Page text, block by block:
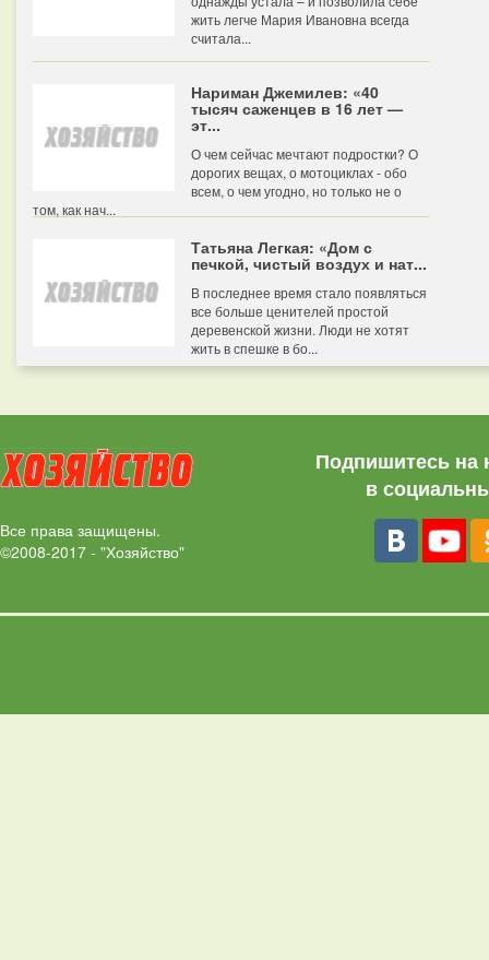
жить легче Мария Ивановна всегда
считала...
Нариман Джемилев: «40
тысяч саженцев в 16 лет —
эт...
О чем сейчас мечтают подростки? О
дорогих вещах, о мотоциклах - обо
всем, о чем угодно, но только не о
том, как нач...
Татьяна Легкая: «Дом с
печкой, чистый воздух и нат...
В последнее время стало появляться
все больше ценителей простой
деревенской жизни. Люди не хотят
жить в спешке в бо...
Все права защищены.
©2008-2017 - "Хозяйство"
Подпишитесь на
в